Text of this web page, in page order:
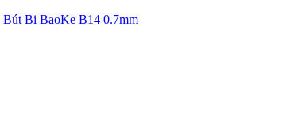
Bút Bi BaoKe B14 0.7mm